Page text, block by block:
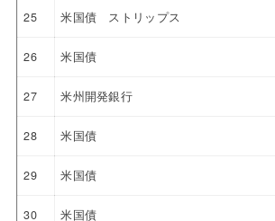
25 米国債 ストリップス
26 米国債
27 米州開発銀行
28 米国債
29 米国債
30 米国債